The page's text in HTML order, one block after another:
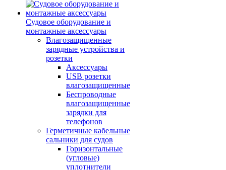
Судовое оборудование и
монтажные аксессуары
Влагозащищенные
зарядные устройства и
розетки
Аксессуары
USB розетки
влагозащищенные
Беспроводные
влагозащищенные
зарядки для
телефонов
Герметичные кабельные
сальники для судов
Горизонтальные
(угловые)
уплотнители